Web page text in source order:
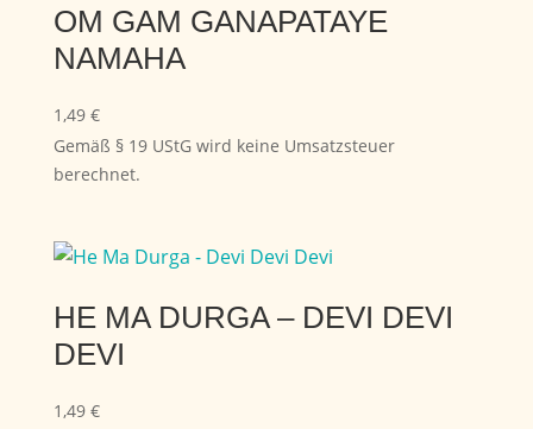
OM GAM GANAPATAYE
NAMAHA
1,49 €
Gemäß § 19 UStG wird keine Umsatzsteuer
berechnet.
HE MA DURGA – DEVI DEVI
DEVI
1,49 €